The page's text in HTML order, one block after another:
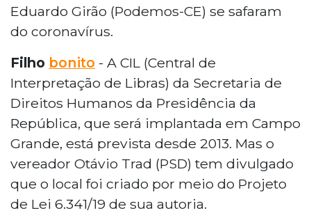
Eduardo Girão (Podemos-CE) se safaram
do coronavírus.
Filho bonito - A CIL (Central de
Interpretação de Libras) da Secretaria de
Direitos Humanos da Presidência da
República, que será implantada em Campo
Grande, está prevista desde 2013. Mas o
vereador Otávio Trad (PSD) tem divulgado
que o local foi criado por meio do Projeto
de Lei 6.341/19 de sua autoria.